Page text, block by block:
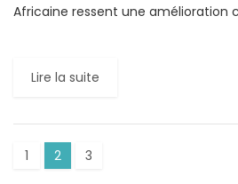
Africaine ressent une amélioration
Lire la suite
1 2 3